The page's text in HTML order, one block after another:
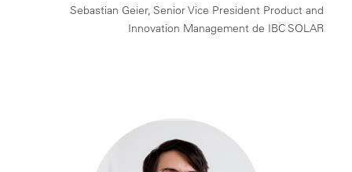
Sebastian Geier, Senior Vice President Product and
Innovation Management de IBC SOLAR